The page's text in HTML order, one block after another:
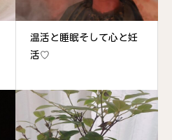
温活と睡眠そして心と妊
活♡